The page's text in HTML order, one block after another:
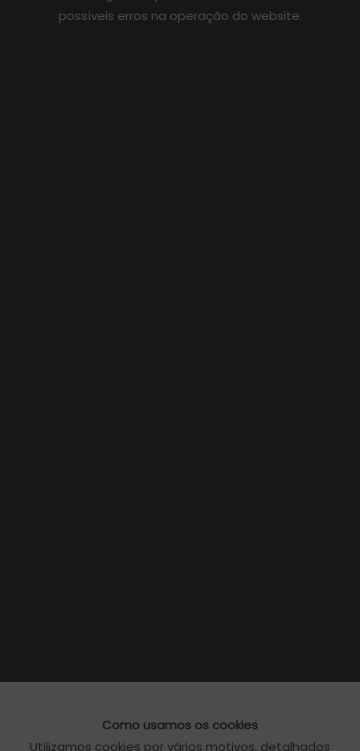
possíveis erros na operação do website.
Como usamos os cookies
Utilizamos cookies por vários motivos, detalhados